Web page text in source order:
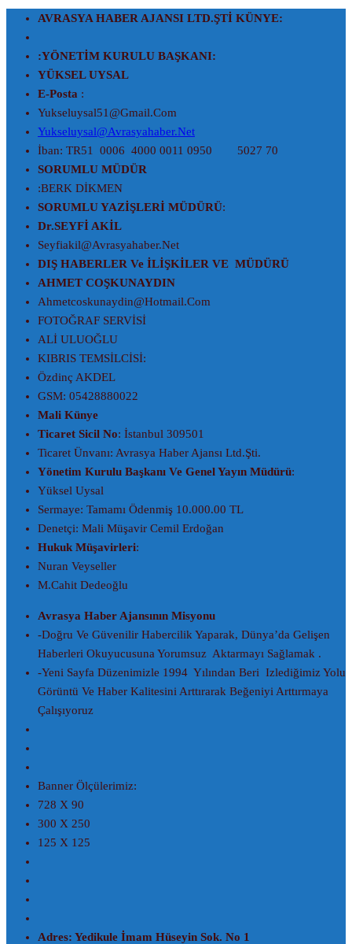
AVRASYA HABER AJANSI LTD.ŞTİ KÜNYE:
:YÖNETİM KURULU BAŞKANI:
YÜKSEL UYSAL
E-Posta :
Yukseluysal51@gmail.com
Yukseluysal@avrasyahaber.net
İban: TR51 0006 4000 0011 0950 5027 70
SORUMLU MÜDÜR
:BERK DİKMEN
SORUMLU YAZİŞLERİ MÜDÜRÜ:
Dr.SEYFİ AKİL
Seyfiakil@avrasyahaber.net
DIŞ HABERLER Ve İLİŞKİLER VE MÜDÜRÜ
AHMET COŞKUNAYDIN
Ahmetcoskunaydin@hotmail.com
FOTOĞRAF SERVİSİ
ALİ ULUOĞLU
KIBRIS TEMSİLCİSİ:
Özdinç AKDEL
GSM: 05428880022
Mali Künye
Ticaret Sicil No: İstanbul 309501
Ticaret Ünvanı: Avrasya Haber Ajansı Ltd.Şti.
Yönetim Kurulu Başkanı Ve Genel Yayın Müdürü:
Yüksel Uysal
Sermaye: Tamamı Ödenmiş 10.000.00 TL
Denetçi: Mali Müşavir Cemil Erdoğan
Hukuk Müşavirleri:
Nuran Veyseller
M.Cahit Dedeoğlu
Avrasya Haber Ajansının Misyonu
-Doğru Ve Güvenilir Habercilik Yaparak, Dünya’da Gelişen
Haberleri Okuyucusuna Yorumsuz Aktarmayı Sağlamak .
-Yeni Sayfa Düzenimizle 1994 Yılından Beri Izlediğimiz Yolu
Görüntü Ve Haber Kalitesini Arttırarak Beğeniyi Arttırmaya
Çalışıyoruz
Banner Ölçülerimiz:
728 X 90
300 X 250
125 X 125
Adres: Yedikule İmam Hüseyin Sok. No 1